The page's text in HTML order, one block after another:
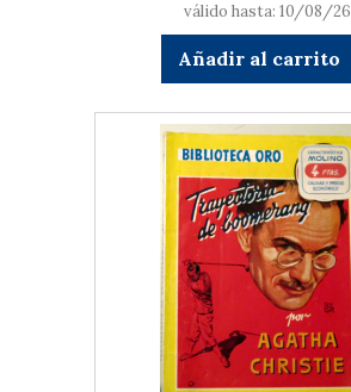
válido hasta: 10/08/26
Añadir al carrito